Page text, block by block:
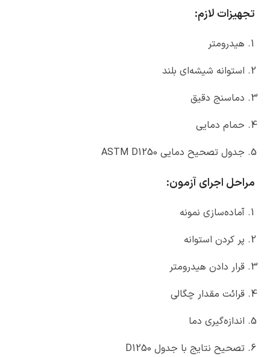
تجهیزات لازم:
هیدرومتر
استوانه شیشه‌ای بلند
دماسنج دقیق
حمام دمایی
جدول تصحیح دمایی ASTM D1250
مراحل اجرای آزمون:
آماده‌سازی نمونه
پر کردن استوانه
قرار دادن هیدرومتر
قرائت مقدار چگالی
اندازه‌گیری دما
تصحیح نتایج با جدول D1250